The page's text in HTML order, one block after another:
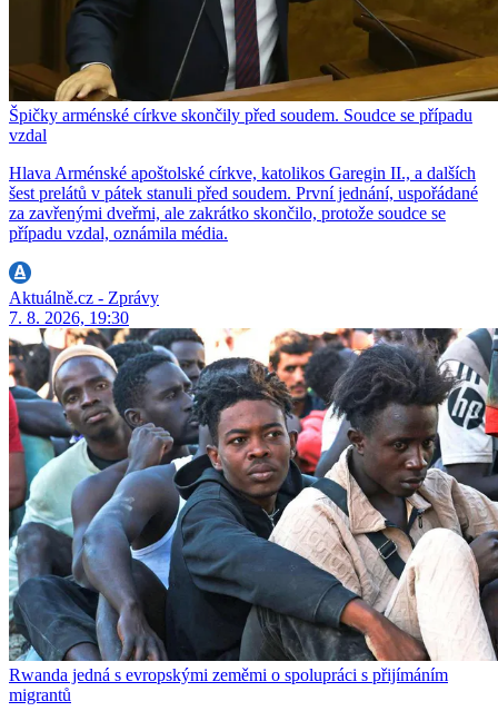
Špičky arménské církve skončily před soudem. Soudce se případu
vzdal
Hlava Arménské apoštolské církve, katolikos Garegin II., a dalších
šest prelátů v pátek stanuli před soudem. První jednání, uspořádané
za zavřenými dveřmi, ale zakrátko skončilo, protože soudce se
případu vzdal, oznámila média.
Aktuálně.cz - Zprávy
7. 8. 2026, 19:30
Rwanda jedná s evropskými zeměmi o spolupráci s přijímáním
migrantů